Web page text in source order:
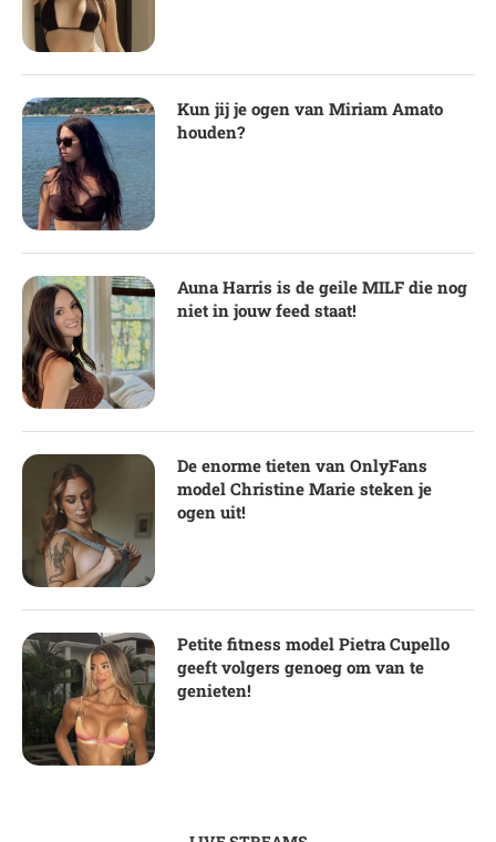
Kun jij je ogen van Miriam Amato
houden?
Auna Harris is de geile MILF die nog
niet in jouw feed staat!
De enorme tieten van OnlyFans
model Christine Marie steken je
ogen uit!
Petite fitness model Pietra Cupello
geeft volgers genoeg om van te
genieten!